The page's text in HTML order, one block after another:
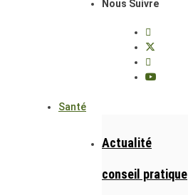
Nous Suivre
Santé
Actualité
conseil pratique